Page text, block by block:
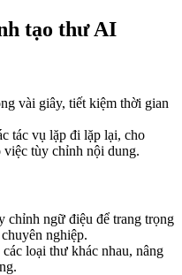
tạo thư AI
vài giây, tiết kiệm thời gian
tác vụ lặp đi lặp lại, cho
tùy chỉnh nội dung.
chỉnh ngữ điệu để trang trọng
nghiệp.
loại thư khác nhau, nâng